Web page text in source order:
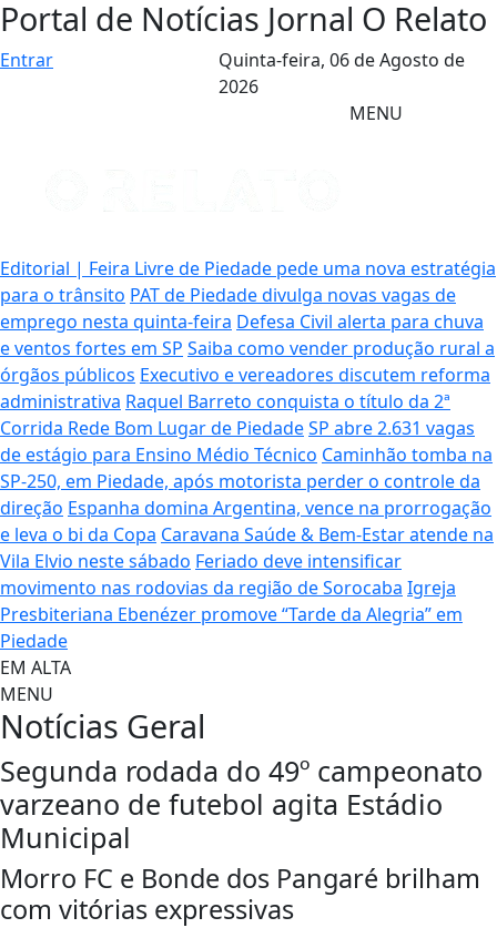
Portal de Notícias Jornal O Relato
Entrar Quinta-feira, 06 de Agosto de
2026
MENU
Editorial | Feira Livre de Piedade pede uma nova estratégia
para o trânsito PAT de Piedade divulga novas vagas de
emprego nesta quinta-feira Defesa Civil alerta para chuva
e ventos fortes em SP Saiba como vender produção rural a
órgãos públicos Executivo e vereadores discutem reforma
administrativa Raquel Barreto conquista o título da 2ª
Corrida Rede Bom Lugar de PiedadeSP abre 2.631 vagas
de estágio para Ensino Médio Técnico Caminhão tomba na
SP-250, em Piedade, após motorista perder o controle da
direção Espanha domina Argentina, vence na prorrogação
e leva o bi da Copa Caravana Saúde & Bem-Estar atende na
Vila Elvio neste sábado Feriado deve intensificar
movimento nas rodovias da região de Sorocaba Igreja
Presbiteriana Ebenézer promove “Tarde da Alegria” em
Piedade
EM ALTA
MENU
Notícias Geral
Segunda rodada do 49º campeonato
varzeano de futebol agita Estádio
Municipal
Morro FC e Bonde dos Pangaré brilham
com vitórias expressivas